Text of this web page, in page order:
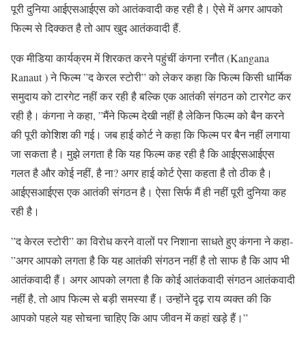
पूरी दुनिया आईएसआईएस को आतंकवादी कह रही है। ऐसे में अगर आपको
फिल्म से दिक्कत है तो आप खुद आतंकवादी हैं.
एक मीडिया कार्यक्रम में शिरकत करने पहुंचीं कंगना रनौत (Kangana
Ranaut ) ने फिल्म ”द केरल स्टोरी” को लेकर कहा कि फिल्म किसी धार्मिक
समुदाय को टारगेट नहीं कर रही है बल्कि एक आतंकी संगठन को टारगेट कर
रही है। कंगना ने कहा, ”मैंने फिल्म देखी नहीं है लेकिन फिल्म को बैन करने
की पूरी कोशिश की गई। जब हाई कोर्ट ने कहा कि फिल्म पर बैन नहीं लगाया
जा सकता है। मुझे लगता है कि यह फिल्म कह रही है कि आईएसआईएस
गलत है और कोई नहीं, है ना? अगर हाई कोर्ट ऐसा कहता है तो ठीक है।
आईएसआईएस एक आतंकी संगठन है। ऐसा सिर्फ मैं ही नहीं पूरी दुनिया कह
रही है।
”द केरल स्टोरी” का विरोध करने वालों पर निशाना साधते हुए कंगना ने कहा-
”अगर आपको लगता है कि यह आतंकी संगठन नहीं है तो साफ है कि आप भी
आतंकवादी हैं। अगर आपको लगता है कि कोई आतंकवादी संगठन आतंकवादी
नहीं है, तो आप फिल्म से बड़ी समस्या हैं। उन्होंने दृढ़ राय व्यक्त की कि
आपको पहले यह सोचना चाहिए कि आप जीवन में कहां खड़े हैं।”